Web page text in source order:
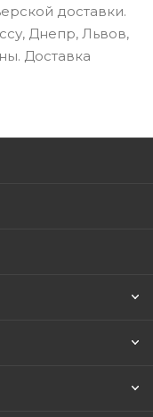
доставки.
Днепр, Львов,
Доставка